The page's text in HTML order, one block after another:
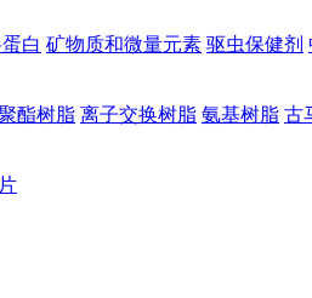
白 矿物质和微量元素 驱虫保健剂
酯树脂 离子交换树脂 氨基树脂 古